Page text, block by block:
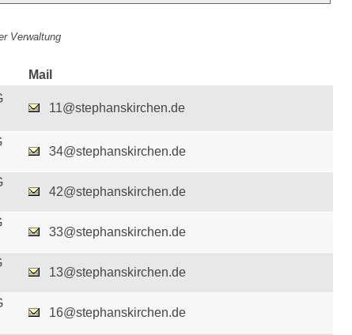
Verwaltung
Mail
11@stephanskirchen.de
34@stephanskirchen.de
42@stephanskirchen.de
33@stephanskirchen.de
13@stephanskirchen.de
16@stephanskirchen.de